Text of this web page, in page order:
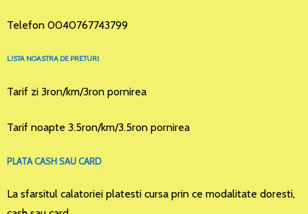
Telefon 0040767743799
LISTA NOASTRA DE PRETURI
Tarif zi 3ron/km/3ron pornirea
Tarif noapte 3.5ron/km/3.5ron pornirea
PLATA CASH SAU CARD
La sfarsitul calatoriei platesti cursa prin ce modalitate doresti,